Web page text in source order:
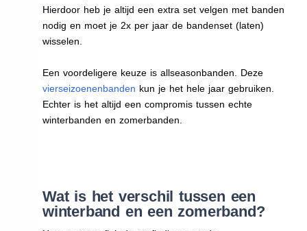
Hierdoor heb je altijd een extra set velgen met banden
nodig en moet je 2x per jaar de bandenset (laten)
wisselen.
Een voordeligere keuze is allseasonbanden. Deze
vierseizoenenbanden kun je het hele jaar gebruiken.
Echter is het altijd een compromis tussen echte
winterbanden en zomerbanden.
Wat is het verschil tussen een
winterband en een zomerband?